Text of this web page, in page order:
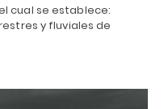
el cual se establece:
y fluviales de